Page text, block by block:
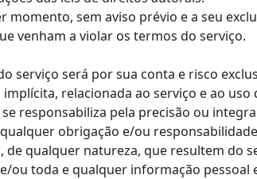
momento, sem aviso prévio e a seu
venham a violar os termos do serviço.
serviço será por sua conta e risco
relacionada ao serviço e ao uso
se responsabiliza pela precisão ou
obrigação e/ou
qualquer natureza, que resultem do
ou toda e qualquer informação